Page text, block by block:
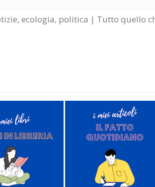
ecologia, politica | Tutto quello